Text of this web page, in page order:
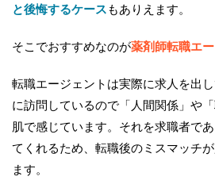
と後悔するケースもありえます。
そこでおすすめなのが薬剤師転職エ
転職エージェントは実際に求人を出
に訪問しているので「人間関係」や
肌で感じています。それを求職者で
てくれるため、転職後のミスマッチ
ます。